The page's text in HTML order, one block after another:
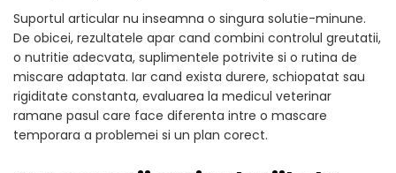
Suportul articular nu inseamna o singura solutie-minune.
De obicei, rezultatele apar cand combini controlul greutatii,
o nutritie adecvata, suplimentele potrivite si o rutina de
miscare adaptata. Iar cand exista durere, schiopatat sau
rigiditate constanta, evaluarea la medicul veterinar
ramane pasul care face diferenta intre o mascare
temporara a problemei si un plan corect.